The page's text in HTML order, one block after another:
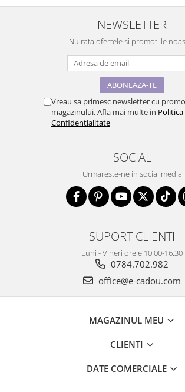
NEWSLETTER
Nu rata ofertele si promotiile
Vreau sa primesc newsletter cu
magazinului. Afla mai multe in Politica
Confidentialitate
SOCIAL
Urmareste-ne in social media
SUPORT CLIENTI
Luni - Vineri orele 10.00-16.30
0784.702.982
office@e-cadou.com
MAGAZINUL MEU
CLIENTI
DATE COMERCIALE